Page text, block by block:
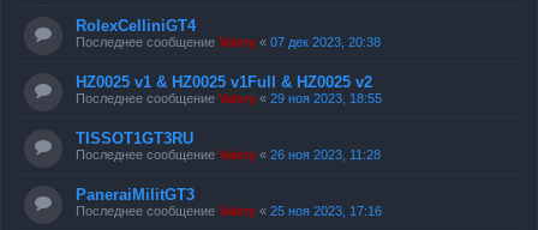
RolexCelliniGT4
Последнее сообщение Valery « 07 дек 2023, 20:38
HZ0025 v1 & HZ0025 v1Full & HZ0025 v2
Последнее сообщение Valery « 29 ноя 2023, 18:55
TISSOT1GT3RU
Последнее сообщение Valery « 26 ноя 2023, 11:28
PaneraiMilitGT3
Последнее сообщение Valery « 25 ноя 2023, 17:16